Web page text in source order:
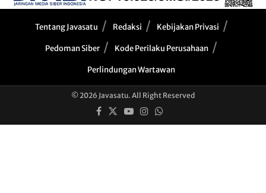
Tentang Javasatu Redaksi Kebijakan Privasi
Pedoman Siber Kode Perilaku Perusahaan
Perlindungan Wartawan
© 2026 Javasatu. All Right Reserved